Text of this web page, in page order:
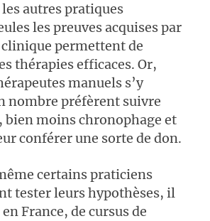
autres pratiques
les preuves acquises par
permettent de
thérapies efficaces. Or,
manuels s’y
nombre préfèrent suivre
bien moins chronophage et
conférer une sorte de don.
certains praticiens
tester leurs hypothèses, il
France, de cursus de